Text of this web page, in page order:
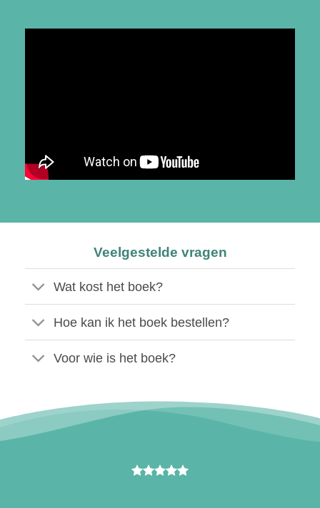
Veelgestelde vragen
Wat kost het boek?
Hoe kan ik het boek bestellen?
Voor wie is het boek?